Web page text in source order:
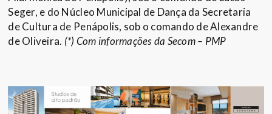
Seger, e do Núcleo Municipal de Dança da Secretaria
de Cultura de Penápolis, sob o comando de Alexandre
de Oliveira. (*) Com informações da Secom – PMP